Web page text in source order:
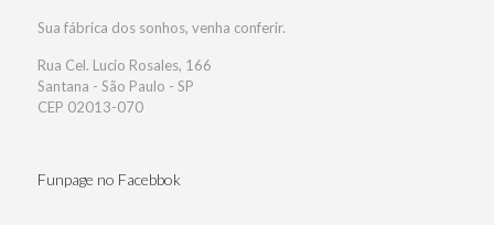
Sua fábrica dos sonhos, venha conferir.
Rua Cel. Lucio Rosales, 166
Santana - São Paulo - SP
CEP 02013-070
Funpage no Facebbok